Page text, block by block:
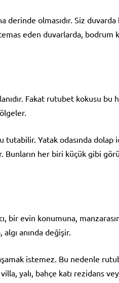
olmasıdır. Siz
eden duvarlarda, bodrum
Fakat rutubet kokusu bu
Yatak odasında dolap
Bunların her biri küçük gibi
bir evin konumuna,
anında değişir.
istemez. Bu nedenle
yalı, bahçe katı rezidans